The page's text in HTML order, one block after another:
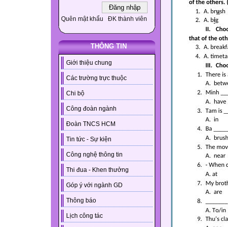
Quên mật khẩu ĐK thành viên
THÔNG TIN
Giới thiệu chung
Các trường trực thuộc
Chi bộ
Công đoàn ngành
Đoàn TNCS HCM
Tin tức - Sự kiện
Công nghệ thông tin
Thi đua - Khen thưởng
Góp ý với ngành GD
Thông báo
Lịch công tác